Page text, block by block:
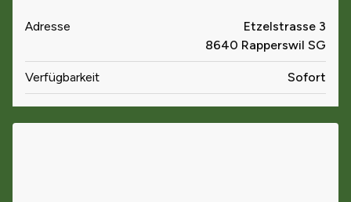
Adresse
Etzelstrasse 3
8640 Rapperswil SG
Verfügbarkeit Sofort